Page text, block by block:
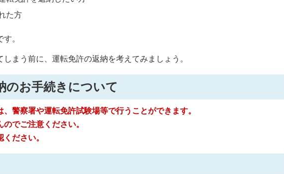
た方
。
まう前に、運転免許の返納を考えてみましょう。
のお手続きについて
警察署や運転免許試験場等で行うことができます。
でご注意ください。
ください。